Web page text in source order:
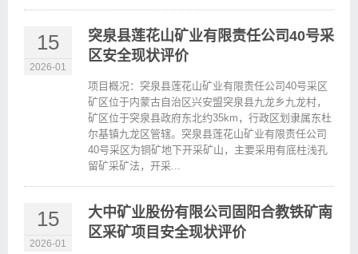
15
2026-01
突泉县莲花山矿业有限责任公司40号采
区安全现状评价
项目概况：突泉县莲花山矿业有限责任公司40号采区
矿区位于内蒙古自治区兴安盟突泉县九龙乡九龙村，
矿区位于突泉县政府东北约35km，行政区划隶属东杜
尔基镇九龙区管辖。突泉县莲花山矿业有限责任公司
40号采区为铜矿地下开采矿山，主要采用有底柱浅孔
留矿采矿法，开采...
15
2026-01
大中矿业股份有限公司固阳合教铁矿南
区采矿项目安全现状评价